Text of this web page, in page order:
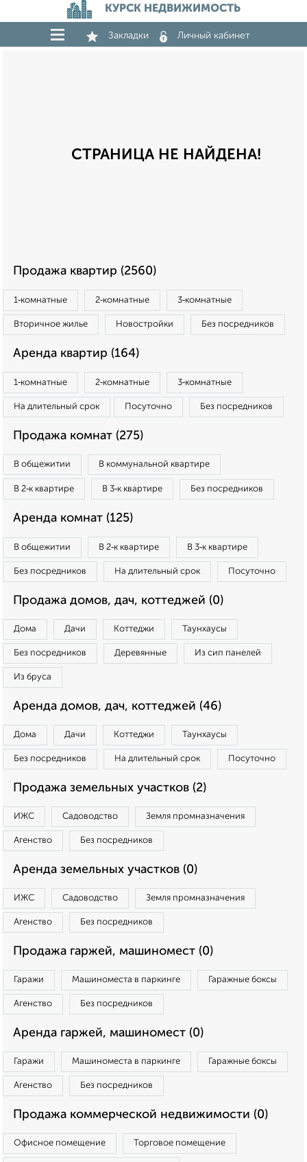
КУРСК НЕДВИЖИМОСТЬ
Закладки Личный кабинет
СТРАНИЦА НЕ НАЙДЕНА!
Продажа квартир (2560)
1‑комнатные 2‑комнатные 3‑комнатные
Вторичное жилье Новостройки Без посредников
Аренда квартир (164)
1‑комнатные 2‑комнатные 3‑комнатные
На длительный срок Посуточно Без посредников
Продажа комнат (275)
В общежитии В коммунальной квартире
В 2‑к квартире В 3‑к квартире Без посредников
Аренда комнат (125)
В общежитии В 2‑к квартире В 3‑к квартире
Без посредников На длительный срок Посуточно
Продажа домов, дач, коттеджей (0)
Дома Дачи Коттеджи Таунхаусы
Без посредников Деревянные Из сип панелей
Из бруса
Аренда домов, дач, коттеджей (46)
Дома Дачи Коттеджи Таунхаусы
Без посредников На длительный срок Посуточно
Продажа земельных участков (2)
ИЖС Садоводство Земля промназначения
Агенство Без посредников
Аренда земельных участков (0)
ИЖС Садоводство Земля промназначения
Агенство Без посредников
Продажа гаржей, машиномест (0)
Гаражи Машиноместа в паркинге Гаражные боксы
Агенство Без посредников
Аренда гаржей, машиномест (0)
Гаражи Машиноместа в паркинге Гаражные боксы
Агенство Без посредников
Продажа коммерческой недвижимости (0)
Офисное помещение Торговое помещение